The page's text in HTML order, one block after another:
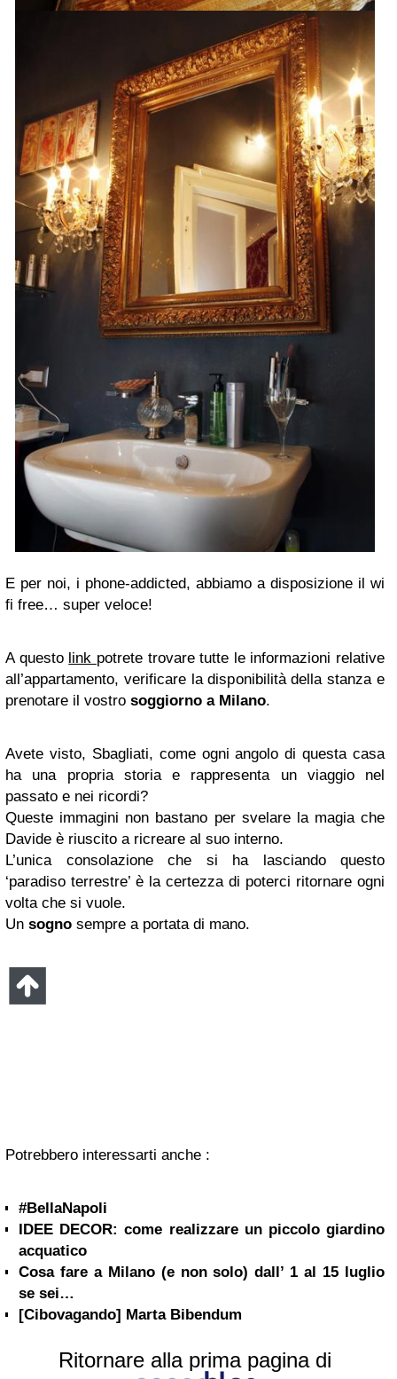
E per noi, i phone-addicted, abbiamo a disposizione il wi
fi free… super veloce!
A questo link potrete trovare tutte le informazioni relative
all’appartamento, verificare la disponibilità della stanza e
prenotare il vostro soggiorno a Milano.
Avete visto, Sbagliati, come ogni angolo di questa casa
ha una propria storia e rappresenta un viaggio nel
passato e nei ricordi?
Queste immagini non bastano per svelare la magia che
Davide è riuscito a ricreare al suo interno.
L’unica consolazione che si ha lasciando questo
‘paradiso terrestre’ è la certezza di poterci ritornare ogni
volta che si vuole.
Un sogno sempre a portata di mano.
Potrebbero interessarti anche :
#BellaNapoli
IDEE DECOR: come realizzare un piccolo giardino
acquatico
Cosa fare a Milano (e non solo) dall’ 1 al 15 luglio
se sei…
[Cibovagando] Marta Bibendum
Ritornare alla prima pagina di